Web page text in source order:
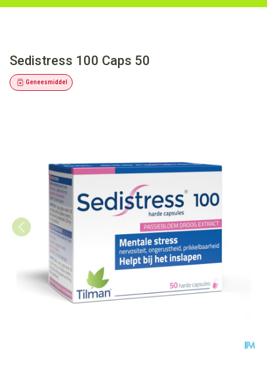
Sedistress 100 Caps 50
Geneesmiddel